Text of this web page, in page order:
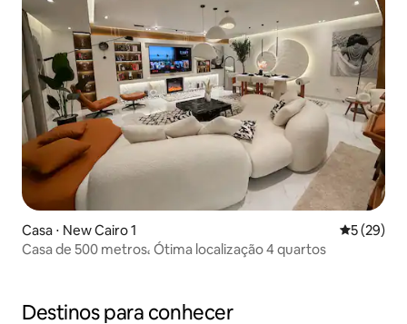
Casa ⋅ New Cairo 1 5 de uma
5 (29)
Casa de 500 metros، Ótima localização 4 quartos
Destinos para conhecer